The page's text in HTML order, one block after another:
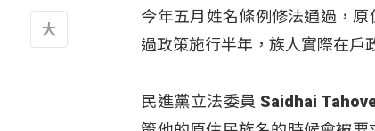
今年五月姓名條例修法通過，
過政策施行半年，族人實際在戶
民進黨立法委員 Saidhai